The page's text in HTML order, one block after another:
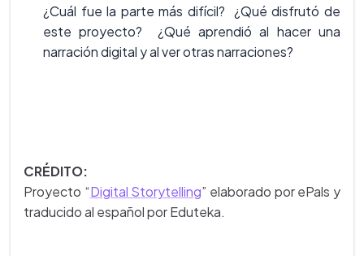
¿Cuál fue la parte más difícil? ¿Qué disfrutó de
este proyecto? ¿Qué aprendió al hacer una
narración digital y al ver otras narraciones?
CRÉDITO:
Proyecto “Digital Storytelling” elaborado por ePals y
traducido al español por Eduteka.